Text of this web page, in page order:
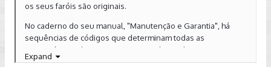
os seus faróis são originais.
No caderno do seu manual, "Manutenção e Garantia", há
sequências de códigos que determinam todas as
características do seu carro, isso vai da cor da pintura aos
acessórios.
Expand